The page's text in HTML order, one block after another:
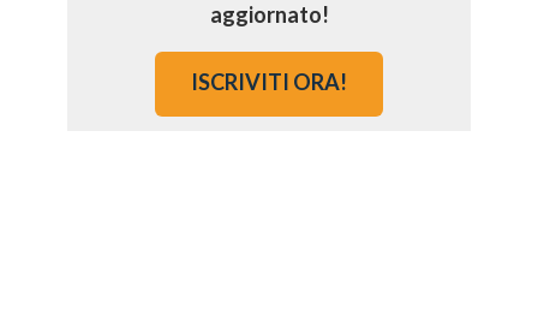
aggiornato!
ISCRIVITI ORA!